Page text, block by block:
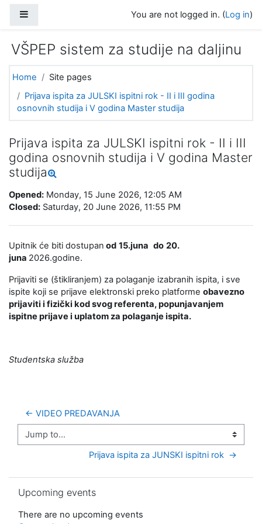
You are not logged in. (Log in)
VŠPEP sistem za studije na daljinu
Home
Site pages
Prijava ispita za JULSKI ispitni rok - II i III godina
osnovnih studija i V godina Master studija
Prijava ispita za JULSKI ispitni rok - II i III
godina osnovnih studija i V godina Master
studija
Opened: Monday, 15 June 2026, 12:05 AM
Closed: Saturday, 20 June 2026, 11:55 PM
Upitnik će biti dostupan od 15.juna do 20.
juna 2026.godine.
Prijaviti se (štikliranjem) za polaganje izabranih ispita, i sve
ispite koji se prijave elektronski preko platforme obavezno
prijaviti i fizički kod svog referenta, popunjavanjem
ispitne prijave i uplatom za polaganje ispita.
Studentska služba
← VIDEO PREDAVANJA
Jump to...
Prijava ispita za JUNSKI ispitni rok  →
Upcoming events
There are no upcoming events